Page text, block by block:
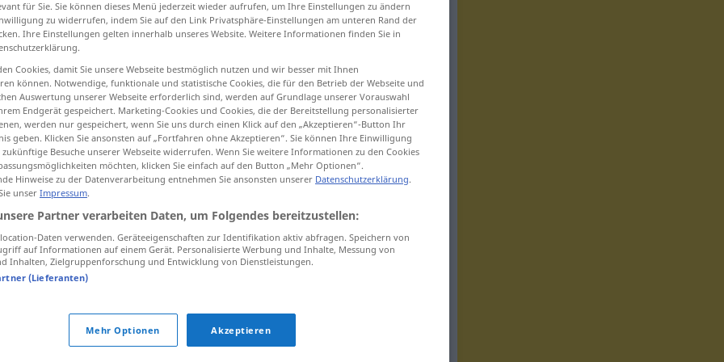
>
curse, oath, expletive
Verwünschung Verzauberung
Verwünschung Verhexung
für Sie. Sie können dieses Menü jederzeit wieder aufrufen, um Ihre Einstellungen zu ändern
zu widerrufen, indem Sie auf den Link Privatsphäre-Einstellungen am unteren Rand der
Ihre Einstellungen gelten innerhalb unseres Website. Weitere Informationen finden Sie in
Cookies, damit Sie unsere Webseite bestmöglich nutzen und wir besser mit Ihnen
können. Notwendige, funktionale und statistische Cookies, die für den Betrieb der Webseite und
Auswertung unserer Webseite erforderlich sind, werden auf Grundlage unserer Vorauswahl
Endgerät gespeichert. Marketing-Cookies und Cookies, die der Bereitstellung personalisierter
werden nur gespeichert, wenn Sie uns durch einen Klick auf den „Akzeptieren“-Button Ihr
geben. Klicken Sie ansonsten auf „Fortfahren ohne Akzeptieren“. Sie können Ihre Einwilligung
Besuche unserer Webseite widerrufen. Wenn Sie weitere Informationen zu den Cookies
möchten, klicken Sie einfach auf den Button „Mehr Optionen“.
Hinweise zu der Datenverarbeitung entnehmen Sie ansonsten unserer Datenschutzerklärung.
unser Impressum.
Partner verarbeiten Daten, um Folgendes bereitzustellen:
Daten verwenden. Geräteeigenschaften zur Identifikation aktiv abfragen. Speichern von
auf Informationen auf einem Gerät. Personalisierte Werbung und Inhalte, Messung von
Inhalten, Zielgruppenforschung und Entwicklung von Dienstleistungen.
(Lieferanten)
Mehr Optionen Akzeptieren